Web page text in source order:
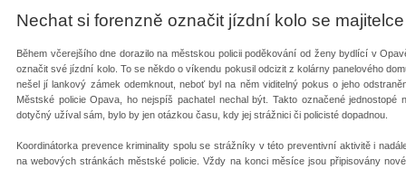
Nechat si forenzně označit jízdní kolo se
Během včerejšího dne dorazilo na městskou policii poděkování od ženy bydlící v
označit své jízdní kolo. To se někdo o víkendu pokusil odcizit z kolárny panelového
nešel jí lankový zámek odemknout, neboť byl na něm viditelný pokus o jeho
Městské policie Opava, ho nejspíš pachatel nechal být. Takto označené jednostopé
dotyčný užíval sám, bylo by jen otázkou času, kdy jej strážnici či policisté dopadnou.
Koordinátorka prevence kriminality spolu se strážníky v této preventivní aktivitě i
na webových stránkách městské policie. Vždy na konci měsíce jsou připisovány